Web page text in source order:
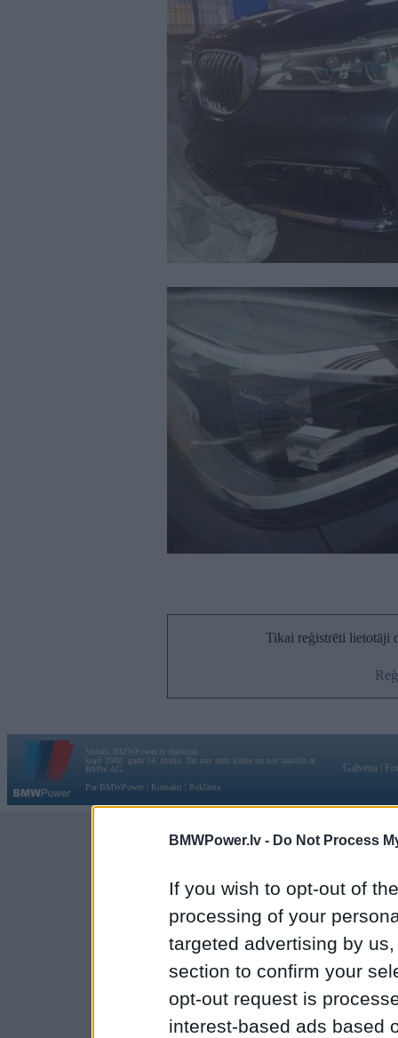
BMWPower.lv - Do Not Process
If you wish to opt-out of
processing of your
targeted advertising by
section to confirm your
opt-out request is
interest-based ads based
Tikai reģistrēti lietotāji
Vortāls BMWPower.lv darbojas
kopš 2002. gada 14. maija. Tas nav auto klubs un nav saistīts ar
BMW AG.
Par BMWPower
Kontakti Reklāma
Galvena